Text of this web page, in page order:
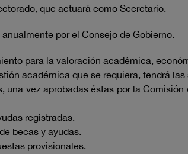
que actuará como Secretario.
por el Consejo de Gobierno.
para la valoración académica,
académica que se requiera, tendrá
vez aprobadas éstas por la
registradas.
becas y ayudas.
provisionales.